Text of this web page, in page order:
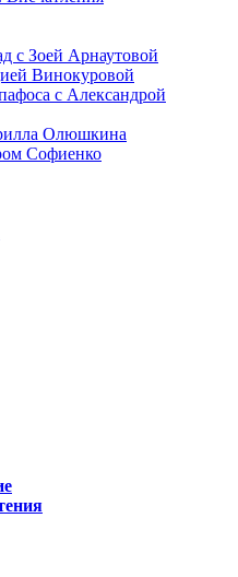
с Зоей Арнаутовой
Винокуровой
с Александрой
Олюшкина
Софиенко